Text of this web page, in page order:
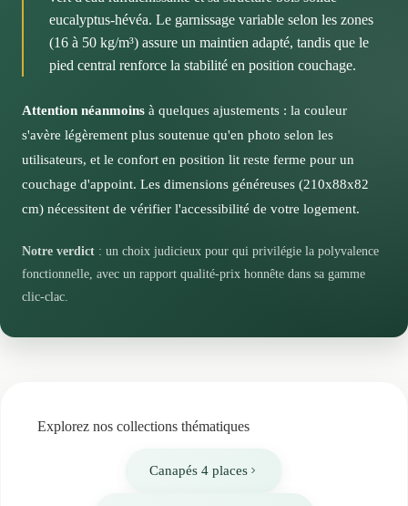
grâce à cette double fonctionnalité intelligente,
particulièrement appréciable dans les logements où
chaque mètre carré compte.
permettant de profiter immédiatement de votre nouveau
mobilier.
Pensez à vérifier l'accessibilité de votre logement avant
moins 192 cm en largeur lors du transport du colis.
La structure en eucalyptus et les pieds en hévéa vous
assureront une stabilité durable, ces essences étant
reconnues pour leur résistance dans l'ameublement.
Vous devriez pouvoir compter sur ce mobilier pendant
Notre conseil pour optimiser la longévité de votre
Broadway
Pensez à utiliser le pied central fourni lors des
couchages pour répartir les contraintes sur l'ensemble
vie de votre mécanisme clic-clac et maintiendra un
confort optimal.
eucalyptus-hévéa. Le garnissage variable selon les zones
(16 à 50 kg/m³) assure un maintien adapté, tandis que le
pied central renforce la stabilité en position couchage.
Attention néanmoins à quelques ajustements : la couleur
s'avère légèrement plus soutenue qu'en photo selon les
utilisateurs, et le confort en position lit reste ferme pour un
couchage d'appoint. Les dimensions généreuses (210x88x82
cm) nécessitent de vérifier l'accessibilité de votre logement.
Notre verdict : un choix judicieux pour qui privilégie la polyvalence
fonctionnelle, avec un rapport qualité-prix honnête dans sa gamme
clic-clac.
Explorez nos collections thématiques
Canapés 4 places